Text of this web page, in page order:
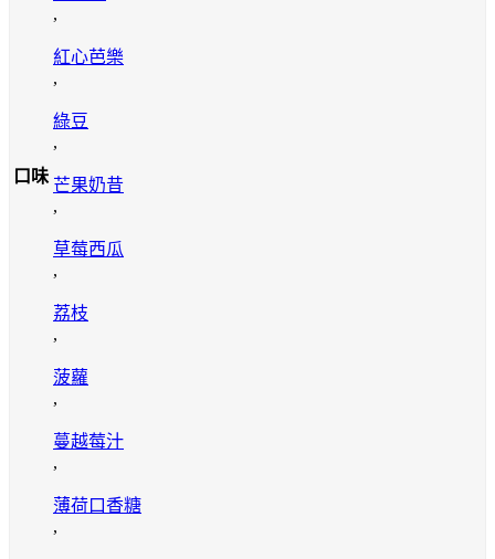
口味
,
紅心芭樂
,
綠豆
,
芒果奶昔
,
草莓西瓜
,
荔枝
,
菠蘿
,
蔓越莓汁
,
薄荷口香糖
,